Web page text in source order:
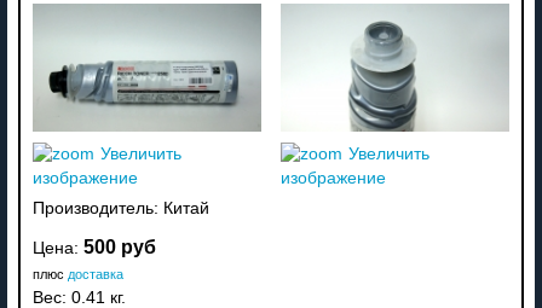
Увеличить
изображение
Увеличить
изображение
Производитель: Китай
Цена: 500 руб
плюс доставка
Вес: 0.41 кг.